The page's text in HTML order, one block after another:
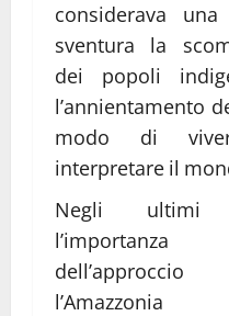
considerava una
sventura la
dei popoli
l’annientamento
modo di
interpretare il
Negli ultimi
l’importanza
dell’approccio
l’Amazzonia